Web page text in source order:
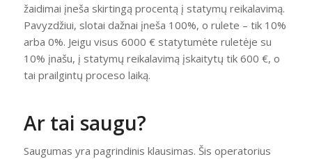
žaidimai įneša skirtingą procentą į statymų reikalavimą.
Pavyzdžiui, slotai dažnai įneša 100%, o rulete – tik 10%
arba 0%. Jeigu visus 6000 € statytumėte ruletėje su
10% įnašu, į statymų reikalavimą įskaitytų tik 600 €, o
tai prailgintų proceso laiką.
Ar tai saugu?
Saugumas yra pagrindinis klausimas. Šis operatorius